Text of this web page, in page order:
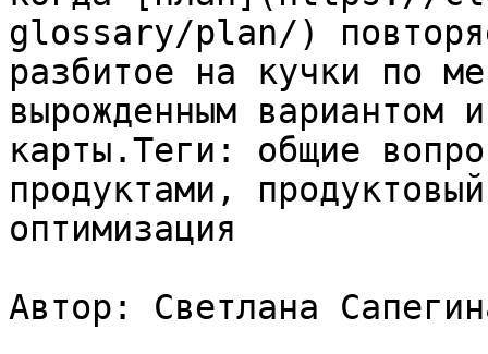
glossary/plan/)
разбитое на кучки по
вырожденным вариантом
карты.Теги: общие
продуктами,
оптимизация
Автор: Светлана